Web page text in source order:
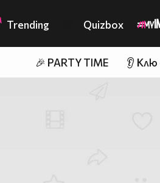
Trending Quizbox
🎉 PARTY TIME 👂